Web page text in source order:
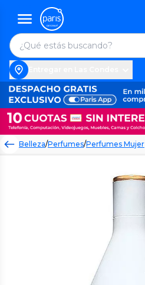
Belleza/Perfumes/Perfumes Mujer